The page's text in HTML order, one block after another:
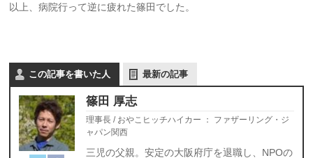
以上、病院行って逆に疲れた篠田でした。
この記事を書いた人 最新の記事
篠田 厚志
理事長 / おやこヒッチハイカー ： ファザーリング・ジ
ャパン関西
三児の父親。安定の大阪府庁を退職し、NPOの